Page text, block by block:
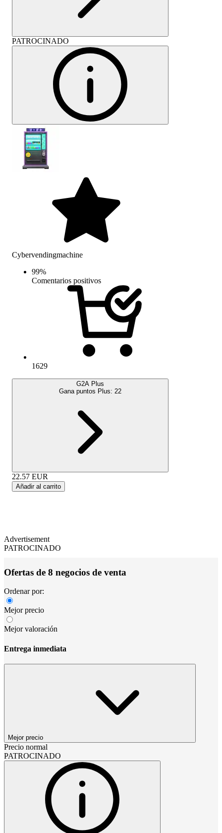
PATROCINADO
Cybervendingmachine
99%
Comentarios positivos
1629
G2A Plus
Gana puntos Plus: 22
22.57 EUR
Añadir al carrito
Advertisement
PATROCINADO
Ofertas de 8 negocios de venta
Ordenar por:
Mejor precio
Mejor valoración
Entrega inmediata
Mejor precio
Precio normal
PATROCINADO